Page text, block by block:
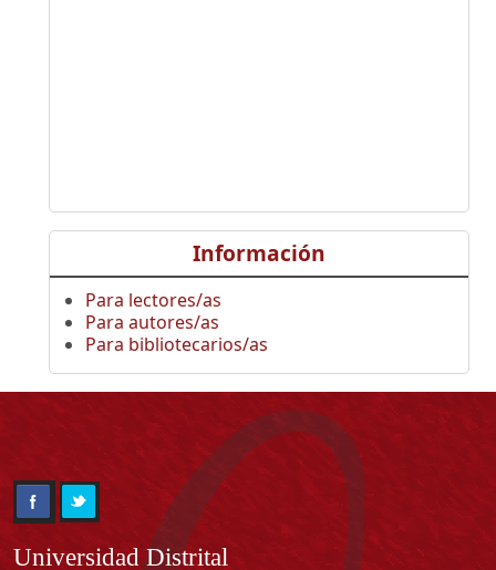
Información
Para lectores/as
Para autores/as
Para bibliotecarios/as
Información
Universidad Distrital